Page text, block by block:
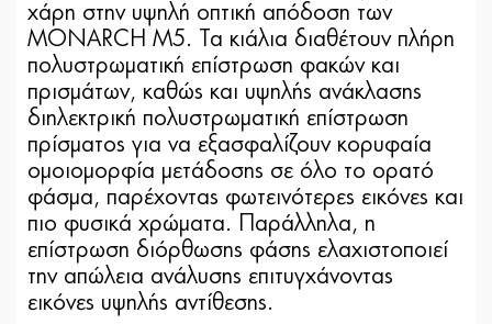
χάρη στην υψηλή οπτική απόδοση των
MONARCH M5. Τα κιάλια διαθέτουν πλήρη
πολυστρωματική επίστρωση φακών και
πρισμάτων, καθώς και υψηλής ανάκλασης
διηλεκτρική πολυστρωματική επίστρωση
πρίσματος για να εξασφαλίζουν κορυφαία
ομοιομορφία μετάδοσης σε όλο το ορατό
φάσμα, παρέχοντας φωτεινότερες εικόνες και
πιο φυσικά χρώματα. Παράλληλα, η
επίστρωση διόρθωσης φάσης ελαχιστοποιεί
την απώλεια ανάλυσης επιτυγχάνοντας
εικόνες υψηλής αντίθεσης.